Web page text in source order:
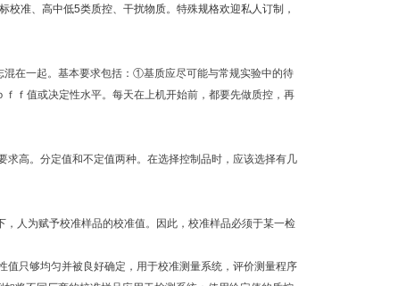
准、高中低5类质控、干扰物质。特殊规格欢迎私人订制，
在一起。基本要求包括：①基质应尽可能与常规实验中的待
ｆ值或决定性水平。每天在上机开始前，都要先做质控，再
高。分定值和不定值两种。在选择控制品时，应该选择有几
人为赋予校准样品的校准值。因此，校准样品必须于某一检
只够均匀并被良好确定，用于校准测量系统，评价测量程序